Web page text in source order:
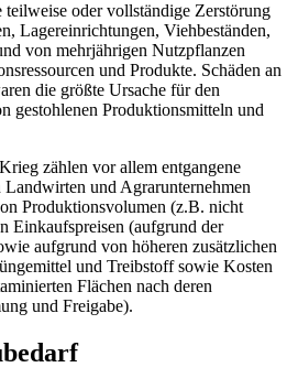
teilweise oder vollständige Zerstörung
Lagereinrichtungen, Viehbeständen,
von mehrjährigen Nutzpflanzen
und Produkte. Schäden an
die größte Ursache für den
gestohlenen Produktionsmitteln und
zählen vor allem entgangene
und Agrarunternehmen
Produktionsvolumen (z.B. nicht
Einkaufspreisen (aufgrund der
aufgrund von höheren zusätzlichen
und Treibstoff sowie Kosten
Flächen nach deren
g und Freigabe).